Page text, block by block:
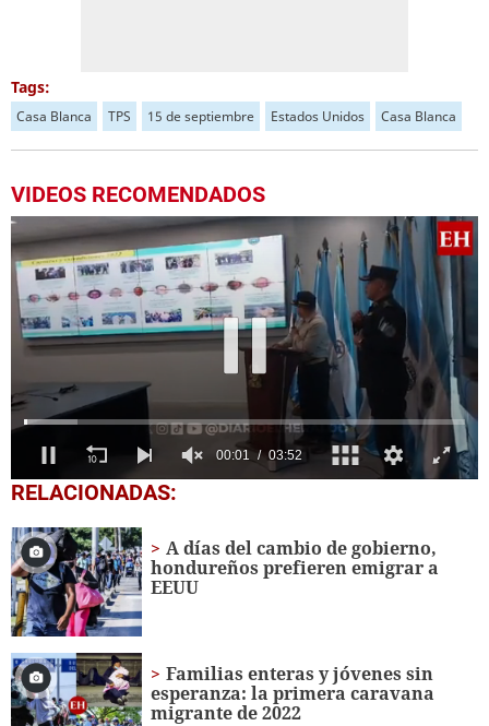
Tags:
Casa Blanca TPS 15 de septiembre Estados Unidos Casa Blanca
VIDEOS RECOMENDADOS
0
seconds
3
minutes,
52
seconds
RELACIONADAS:
A días del cambio de gobierno,
hondureños prefieren emigrar a
EEUU
Familias enteras y jóvenes sin
esperanza: la primera caravana
migrante de 2022